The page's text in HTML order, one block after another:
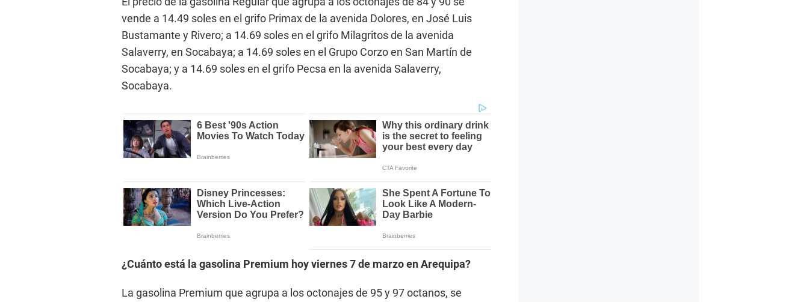
vende a 14.49 soles en el grifo Primax de la avenida Dolores, en José Luis
Bustamante y Rivero; a 14.69 soles en el grifo Milagritos de la avenida
Salaverry, en Socabaya; a 14.69 soles en el Grupo Corzo en San Martín de
Socabaya; y a 14.69 soles en el grifo Pecsa en la avenida Salaverry,
Socabaya.
¿Cuánto está la gasolina Premium hoy viernes 7 de marzo en Arequipa?
La gasolina Premium que agrupa a los octonajes de 95 y 97 octanos, se